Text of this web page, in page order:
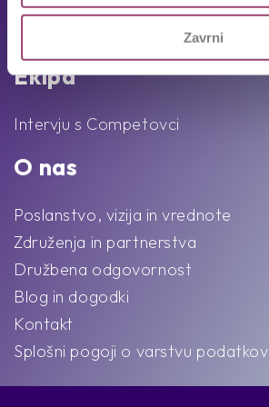
Zavrni
Pogosta vprašanja
Karierni napotki in nasveti
Ekipa
Intervju s Competovci
O nas
Poslanstvo, vizija in vrednote
Združenja in partnerstva
Družbena odgovornost
Blog in dogodki
Kontakt
Splošni pogoji o varstvu podatkov